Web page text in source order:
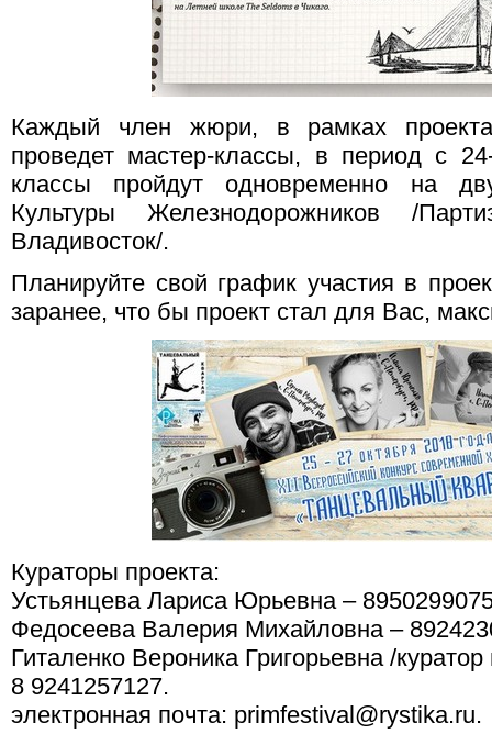
Каждый член жюри, в рамках
проведет мастер-классы, в период с
классы пройдут одновременно на
Культуры Железнодорожников /
Владивосток/.
Планируйте свой график участия в
заранее, что бы проект стал для Вас,
Кураторы проекта:
Устьянцева Лариса Юрьевна –
Федосеева Валерия Михайловна –
Гиталенко Вероника Григорьевна /
8 9241257127.
электронная почта: primfestival@rystika.ru.